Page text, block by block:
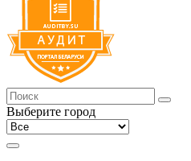
Выберите город